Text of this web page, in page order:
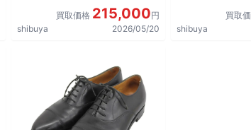
買取価格 215,000円
shibuya
2026/05/20
買取
shibuya